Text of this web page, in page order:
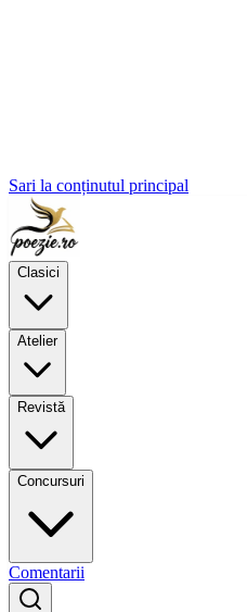
Sari la conținutul principal
Clasici
Atelier
Revistă
Concursuri
Comentarii